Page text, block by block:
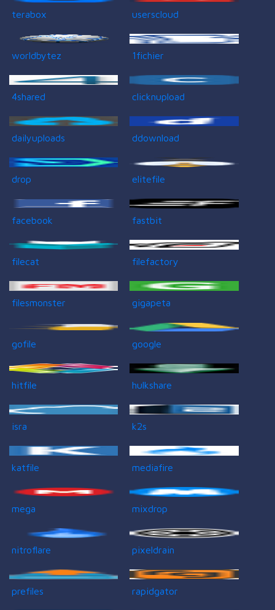
terabox userscloud
worldbytez 1fichier
4shared clicknupload
dailyuploads ddownload
drop elitefile
facebook fastbit
filecat filefactory
filesmonster gigapeta
gofile google
hitfile hulkshare
isra k2s
katfile mediafire
mega mixdrop
nitroflare pixeldrain
prefiles rapidgator